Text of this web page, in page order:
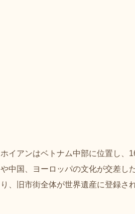
ホイアンはベトナム中部に位置し、
や中国、ヨーロッパの文化が交差し
り、旧市街全体が世界遺産に登録さ